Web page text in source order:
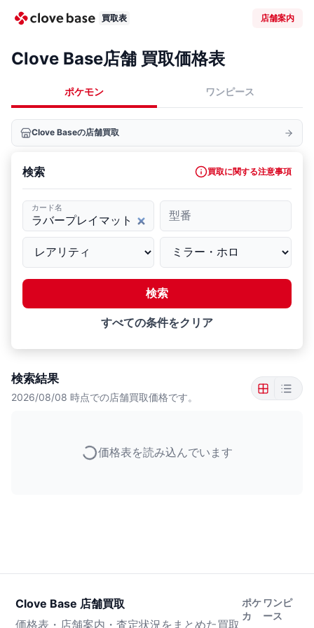
買取表 店舗案内
Clove Base店舗 買取価格表
ポケモン ワンピース
Clove Baseの店舗買取
検索 買取に関する注意事項
カード名
型番
検索
すべての条件をクリア
検索結果
2026/08/08 時点での店舗買取価格です。
価格表を読み込んでいます
Clove Base 店舗買取
価格表・店舗案内・査定状況をまとめた買取
ポケ
カ
ワンピ
ース